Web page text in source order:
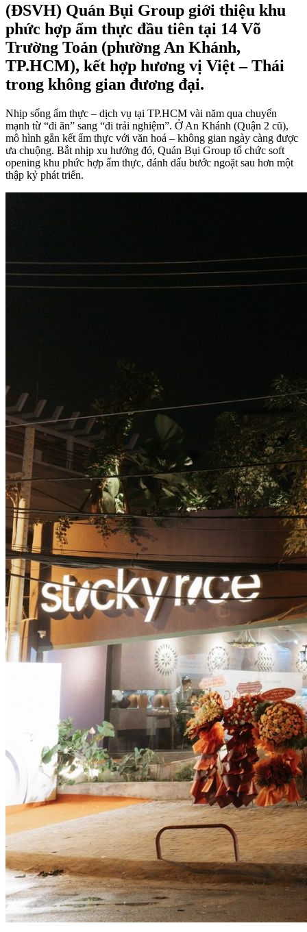
(ĐSVH) Quán Bụi Group giới thiệu khu
phức hợp ẩm thực đầu tiên tại 14 Võ
Trường Toản (phường An Khánh,
TP.HCM), kết hợp hương vị Việt – Thái
trong không gian đương đại.
Nhịp sống ẩm thực – dịch vụ tại TP.HCM vài năm qua chuyển
mạnh từ “đi ăn” sang “đi trải nghiệm”. Ở An Khánh (Quận 2 cũ),
mô hình gắn kết ẩm thực với văn hoá – không gian ngày càng được
ưa chuộng. Bắt nhịp xu hướng đó, Quán Bụi Group tổ chức soft
opening khu phức hợp ẩm thực, đánh dấu bước ngoặt sau hơn một
thập kỷ phát triển.